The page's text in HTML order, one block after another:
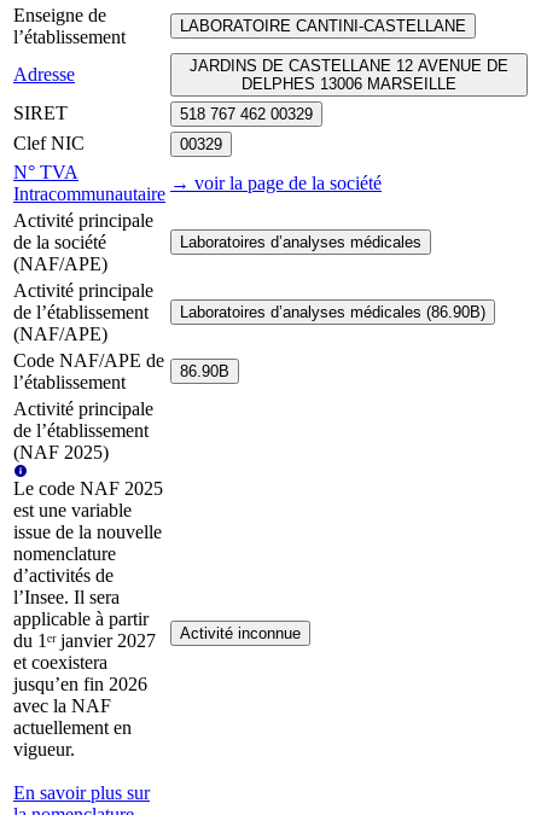
Enseigne de
l’établissement
LABORATOIRE CANTINI-CASTELLANE
Adresse
JARDINS DE CASTELLANE 12 AVENUE DE
DELPHES 13006 MARSEILLE
SIRET 518 767 462 00329
Clef NIC 00329
N° TVA
Intracommunautaire
→ voir la page de la société
Activité principale
de la société
(NAF/APE)
Laboratoires d’analyses médicales
Activité principale
de l’établissement
(NAF/APE)
Laboratoires d’analyses médicales (86.90B)
Code NAF/APE de
l’établissement
86.90B
Activité principale
de l’établissement
(NAF 2025)
Le code NAF 2025
est une variable
issue de la nouvelle
nomenclature
d’activités de
l’Insee. Il sera
applicable à partir
du 1ᵉʳ janvier 2027
et coexistera
jusqu’en fin 2026
avec la NAF
actuellement en
vigueur.
En savoir plus sur
Activité inconnue